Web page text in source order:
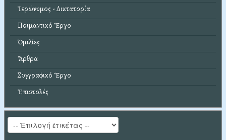
Ἱερώνυμος - Δικτατορία
Ποιμαντικό Ἔργο
Ὁμιλίες
Ἄρθρα
Συγγραφικό Ἔργο
Ἐπιστολές